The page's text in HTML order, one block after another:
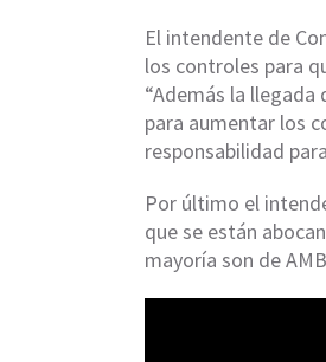
El intendente de
los controles para
“Además la
para aumentar los
responsabilidad
Por último el
que se están
mayoría son de